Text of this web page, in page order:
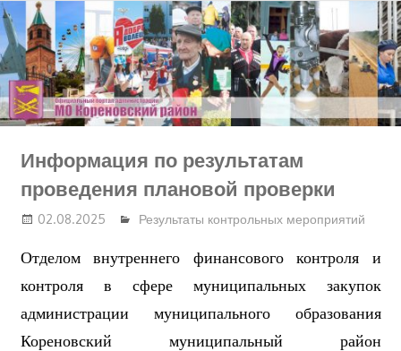
Перейти
к
содержимому
Информация по результатам
проведения плановой проверки
02.08.2025 Результаты контрольных мероприятий
Отделом внутреннего финансового контроля и
контроля в сфере муниципальных закупок
администрации муниципального образования
Кореновский муниципальный район